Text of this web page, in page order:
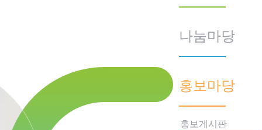
나눔마당
홍보마당
홍보게시판